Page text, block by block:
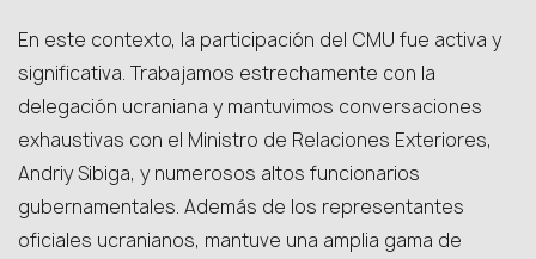
En este contexto, la participación del CMU fue activa y
significativa. Trabajamos estrechamente con la
delegación ucraniana y mantuvimos conversaciones
exhaustivas con el Ministro de Relaciones Exteriores,
Andriy Sibiga, y numerosos altos funcionarios
gubernamentales. Además de los representantes
oficiales ucranianos, mantuve una amplia gama de